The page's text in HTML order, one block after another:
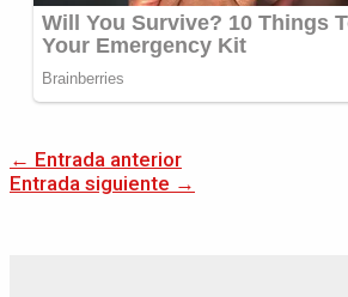
← Entrada anterior
Entrada siguiente →